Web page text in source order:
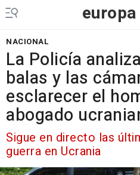
europa
NACIONAL
La Policía
balas y las
esclarecer el
abogado
Sigue en directo las
guerra en Ucrania